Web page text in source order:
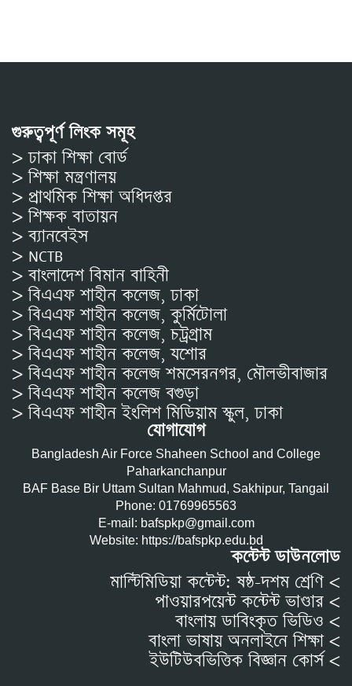
গুরুত্বপূর্ণ লিংক সমূহ
> ঢাকা শিক্ষা বোর্ড
> শিক্ষা মন্ত্রণালয়
> প্রাথমিক শিক্ষা অধিদপ্তর
> শিক্ষক বাতায়ন
> ব্যানবেইস
> NCTB
> বাংলাদেশ বিমান বাহিনী
> বিএএফ শাহীন কলেজ, ঢাকা
> বিএএফ শাহীন কলেজ, কুর্মিটোলা
> বিএএফ শাহীন কলেজ, চট্রগ্রাম
> বিএএফ শাহীন কলেজ, যশোর
> বিএএফ শাহীন কলেজ শমসেরনগর, মৌলভীবাজার
> বিএএফ শাহীন কলেজ বগুড়া
> বিএএফ শাহীন ইংলিশ মিডিয়াম স্কুল, ঢাকা
যোগাযোগ
Bangladesh Air Force Shaheen School and College
Paharkanchanpur
BAF Base Bir Uttam Sultan Mahmud, Sakhipur, Tangail
Phone: 01769965563
E-mail: bafspkp@gmail.com
Website: https://bafspkp.edu.bd
কন্টেন্ট ডাউনলোড
মাল্টিমিডিয়া কন্টেন্ট: ষষ্ঠ-দশম শ্রেণি <
পাওয়ারপয়েন্ট কন্টেন্ট ভাণ্ডার <
বাংলায় ডাবিংকৃত ভিডিও <
বাংলা ভাষায় অনলাইনে শিক্ষা <
ইউটিউবভিত্তিক বিজ্ঞান কোর্স <